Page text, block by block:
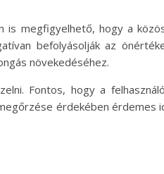
is megfigyelhető, hogy a
befolyásolják az
növekedéséhez.
Fontos, hogy a
érdekében érdemes